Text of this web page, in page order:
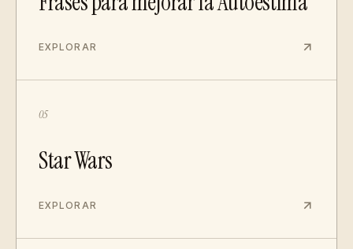
EXPLORAR
05
Star Wars
EXPLORAR